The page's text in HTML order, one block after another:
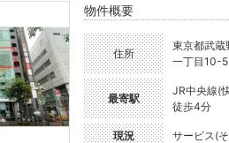
物件概要
住所
東京都武蔵
一丁目10-5
最寄駅
JR中央線(
徒歩4分
現況 サービス(